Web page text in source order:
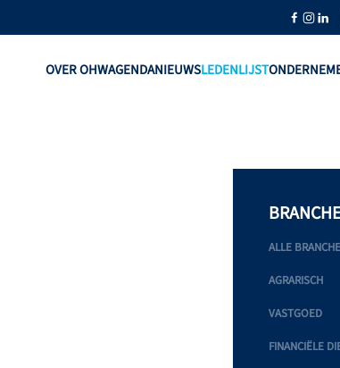
OVER OHWAGENDANIEUWSLEDENLIJST
ALLE
AGRARISCH
VASTGOED
FINANCIËLE